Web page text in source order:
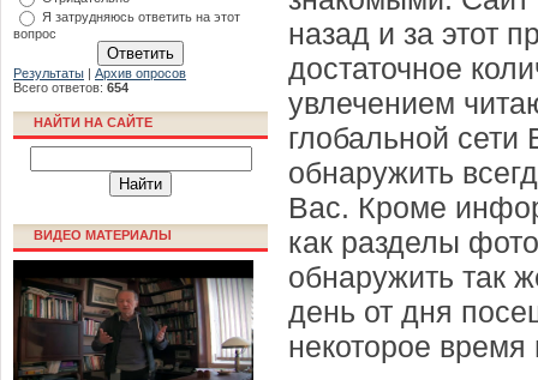
Я затрудняюсь ответить на этот
вопрос
Результаты | Архив опросов
Всего ответов: 654
НАЙТИ НА САЙТЕ
ВИДЕО МАТЕРИАЛЫ
назад и за этот
достаточное
увлечением
глобальной
обнаружить
Вас. Кроме
как разделы
обнаружить так
день от дня
некоторое